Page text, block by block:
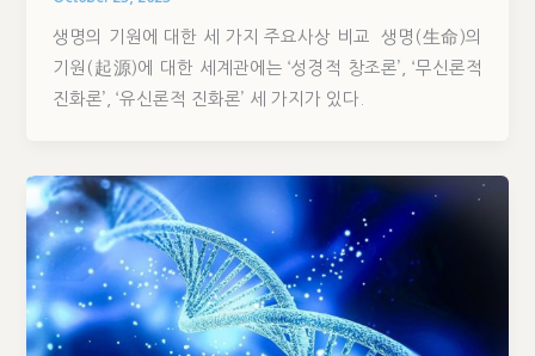
생명의 기원에 대한 세 가지 주요사상 비교 생명(生命)의
기원(起源)에 대한 세계관에는 ‘성경적 창조론’, ‘무신론적
진화론’, ‘유신론적 진화론’ 세 가지가 있다.